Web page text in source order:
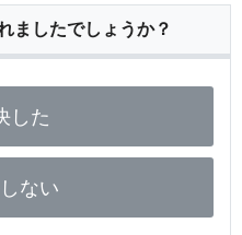
ましたでしょうか？
した
ない